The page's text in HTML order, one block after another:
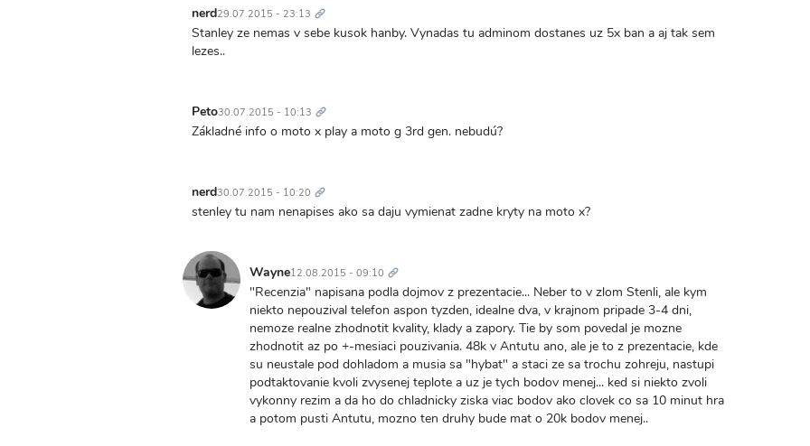
nerd29.07.2015 - 23:13 odkaz
Stanley ze nemas v sebe kusok hanby. Vynadas tu adminom dostanes uz 5x ban a aj tak sem
lezes..
Peto30.07.2015 - 10:13 odkaz
Základné info o moto x play a moto g 3rd gen. nebudú?
nerd30.07.2015 - 10:20 odkaz
stenley tu nam nenapises ako sa daju vymienat zadne kryty na moto x?
Wayne12.08.2015 - 09:10 odkaz
"Recenzia" napisana podla dojmov z prezentacie... Neber to v zlom Stenli, ale kym
niekto nepouzival telefon aspon tyzden, idealne dva, v krajnom pripade 3-4 dni,
nemoze realne zhodnotit kvality, klady a zapory. Tie by som povedal je mozne
zhodnotit az po +-mesiaci pouzivania. 48k v Antutu ano, ale je to z prezentacie, kde
su neustale pod dohladom a musia sa "hybat" a staci ze sa trochu zohreju, nastupi
podtaktovanie kvoli zvysenej teplote a uz je tych bodov menej... ked si niekto zvoli
vykonny rezim a da ho do chladnicky ziska viac bodov ako clovek co sa 10 minut hra
a potom pusti Antutu, mozno ten druhy bude mat o 20k bodov menej..